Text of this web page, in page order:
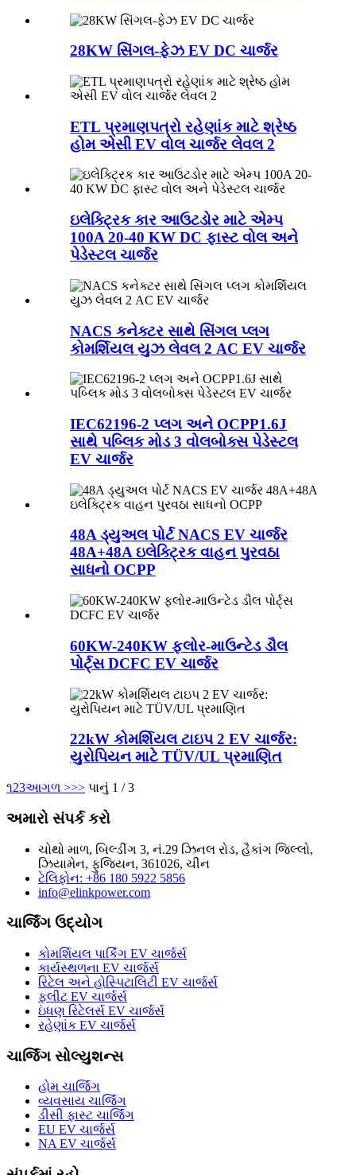
28KW સિંગલ-ફેઝ EV DC ચાર્જર
ETL પ્રમાણપત્રો રહેણાંક માટે શ્રેષ્ઠ
હોમ એસી EV વોલ ચાર્જર લેવલ 2
ઇલેક્ટ્રિક કાર આઉટડોર માટે એમ્પ
100A 20-40 KW DC ફાસ્ટ વોલ અને
પેડેસ્ટલ ચાર્જર
NACS કનેક્ટર સાથે સિંગલ પ્લગ
કોમર્શિયલ યુઝ લેવલ 2 AC EV ચાર્જર
IEC62196-2 પ્લગ અને OCPP1.6J
સાથે પબ્લિક મોડ 3 વોલબોક્સ પેડેસ્ટલ
EV ચાર્જર
48A ડ્યુઅલ પોર્ટ NACS EV ચાર્જર
48A+48A ઇલેક્ટ્રિક વાહન પુરવઠા
સાધનો OCPP
60KW-240KW ફ્લોર-માઉન્ટેડ ડૌલ
પોર્ટ્સ DCFC EV ચાર્જર
22kW કોમર્શિયલ ટાઇપ 2 EV ચાર્જર:
યુરોપિયન માટે TÜV/UL પ્રમાણિત
૧23આગળ >>> પાનું 1 / 3
અમારો સંપર્ક કરો
ચોથો માળ, બિલ્ડીંગ 3, નં.29 ઝિનલ રોડ, હૈકાંગ જિલ્લો,
ઝિયામેન, ફુજિયન, 361026, ચીન
ટેલિફોન: +86 180 5922 5856
info@elinkpower.com
ચાર્જિંગ ઉદ્યોગ
કોમર્શિયલ પાર્કિંગ EV ચાર્જર્સ
કાર્યસ્થળના EV ચાર્જર્સ
રિટેલ અને હોસ્પિટાલિટી EV ચાર્જર્સ
ફ્લીટ EV ચાર્જર્સ
ઇંધણ રિટેલર્સ EV ચાર્જર્સ
રહેણાંક EV ચાર્જર્સ
ચાર્જિંગ સોલ્યુશન્સ
હોમ ચાર્જિંગ
વ્યવસાય ચાર્જિંગ
ડીસી ફાસ્ટ ચાર્જિંગ
EU EV ચાર્જર્સ
NA EV ચાર્જર્સ